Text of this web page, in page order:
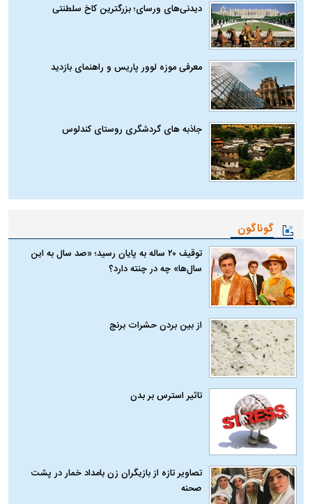
دیدنی‌های ورسای؛ بزرگترین کاخ سلطنتی
معرفی موزه لوور پاریس و راهنمای بازدید
جاذبه های گردشگری روستای کندلوس
گوناگون
توقیف ۲۰ ساله به پایان رسید؛ «صد سال به این
سال‌ها» چه در چنته دارد؟
از بین بردن حشرات برنج
تاثیر استرس بر بدن
تصاویر تازه از بازیگران زن بامداد خمار در پشت
صحنه